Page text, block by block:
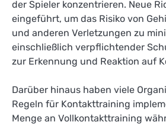
der Spieler konzentrieren. Neue
eingeführt, um das Risiko von
und anderen Verletzungen zu
einschließlich verpflichtender
zur Erkennung und Reaktion auf
Darüber hinaus haben viele
Regeln für Kontakttraining
Menge an Vollkontakttraining